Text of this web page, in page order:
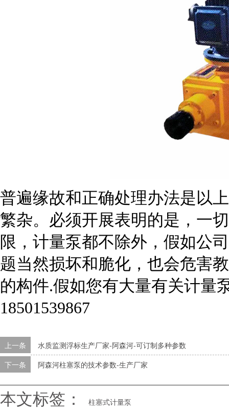
普遍缘故和正确处理办法是以
繁杂。必须开展表明的是，一
限，计量泵都不除外，假如公
题当然损坏和脆化，也会危害
的构件.假如您有大量有关计量
18501539867
上一条
水质监测浮标生产厂家-阿森河-可订制多种参数
下一条
阿森河柱塞泵的技术参数-生产厂家
本文标签： 柱塞式计量泵